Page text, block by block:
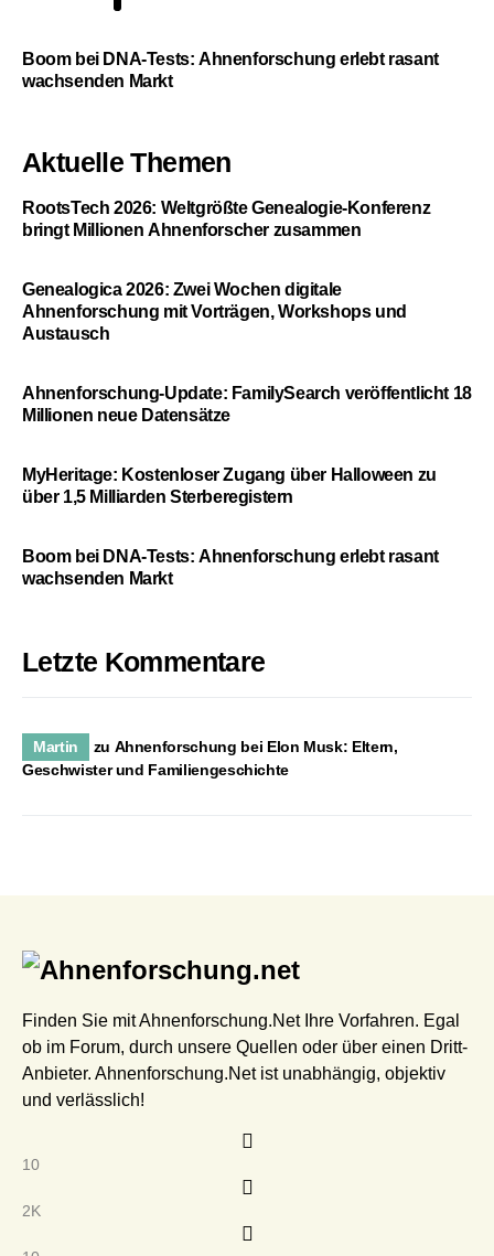
Boom bei DNA-Tests: Ahnenforschung erlebt rasant
wachsenden Markt
Aktuelle Themen
RootsTech 2026: Weltgrößte Genealogie-Konferenz
bringt Millionen Ahnenforscher zusammen
Genealogica 2026: Zwei Wochen digitale
Ahnenforschung mit Vorträgen, Workshops und
Austausch
Ahnenforschung-Update: FamilySearch veröffentlicht 18
Millionen neue Datensätze
MyHeritage: Kostenloser Zugang über Halloween zu
über 1,5 Milliarden Sterberegistern
Boom bei DNA-Tests: Ahnenforschung erlebt rasant
wachsenden Markt
Letzte Kommentare
Martin zu Ahnenforschung bei Elon Musk: Eltern,
Geschwister und Familiengeschichte
Finden Sie mit Ahnenforschung.Net Ihre Vorfahren. Egal
ob im Forum, durch unsere Quellen oder über einen Dritt-
Anbieter. Ahnenforschung.Net ist unabhängig, objektiv
und verlässlich!
10
2K